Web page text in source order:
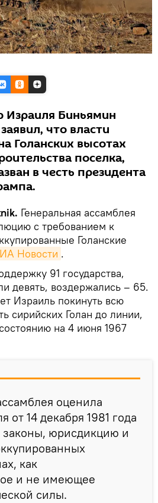
Израиля Биньямин
что власти
Голанских высотах
поселка,
в честь президента
Генеральная ассамблея
с требованием к
Голанские
Новости .
91 государства,
девять, воздержались – 65.
Израиль покинуть всю
сирийских Голан до линии,
на 4 июня 1967
оценила
от 14 декабря 1981 года
законы, юрисдикцию и
как
и не имеющее
силы.